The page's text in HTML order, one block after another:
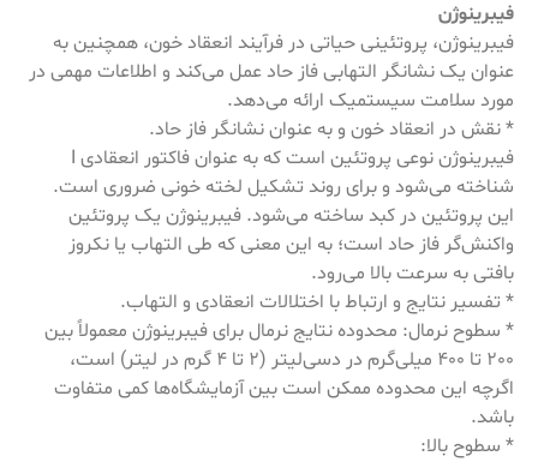
فیبرینوژن
فیبرینوژن، پروتئینی حیاتی در فرآیند انعقاد خون، همچنین به
عنوان یک نشانگر التهابی فاز حاد عمل می‌کند و اطلاعات مهمی در
مورد سلامت سیستمیک ارائه می‌دهد.
* نقش در انعقاد خون و به عنوان نشانگر فاز حاد.
فیبرینوژن نوعی پروتئین است که به عنوان فاکتور انعقادی I
شناخته می‌شود و برای روند تشکیل لخته خونی ضروری است.
این پروتئین در کبد ساخته می‌شود. فیبرینوژن یک پروتئین
واکنش‌گر فاز حاد است؛ به این معنی که طی التهاب یا نکروز
بافتی به سرعت بالا می‌رود.
* تفسیر نتایج و ارتباط با اختلالات انعقادی و التهاب.
* سطوح نرمال: محدوده نتایج نرمال برای فیبرینوژن معمولاً بین
200 تا 400 میلی‌گرم در دسی‌لیتر (2 تا 4 گرم در لیتر) است،
اگرچه این محدوده ممکن است بین آزمایشگاه‌ها کمی متفاوت
باشد.
* سطوح بالا: